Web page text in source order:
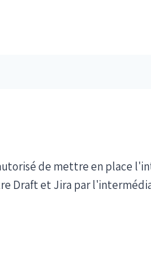
de mettre en place
Draft et Jira par